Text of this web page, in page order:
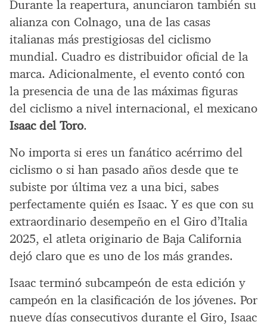
Durante la reapertura, anunciaron también su
alianza con Colnago, una de las casas
italianas más prestigiosas del ciclismo
mundial. Cuadro es distribuidor oficial de la
marca. Adicionalmente, el evento contó con
la presencia de una de las máximas figuras
del ciclismo a nivel internacional, el mexicano
Isaac del Toro.
No importa si eres un fanático acérrimo del
ciclismo o si han pasado años desde que te
subiste por última vez a una bici, sabes
perfectamente quién es Isaac. Y es que con su
extraordinario desempeño en el Giro d’Italia
2025, el atleta originario de Baja California
dejó claro que es uno de los más grandes.
Isaac terminó subcampeón de esta edición y
campeón en la clasificación de los jóvenes. Por
nueve días consecutivos durante el Giro, Isaac